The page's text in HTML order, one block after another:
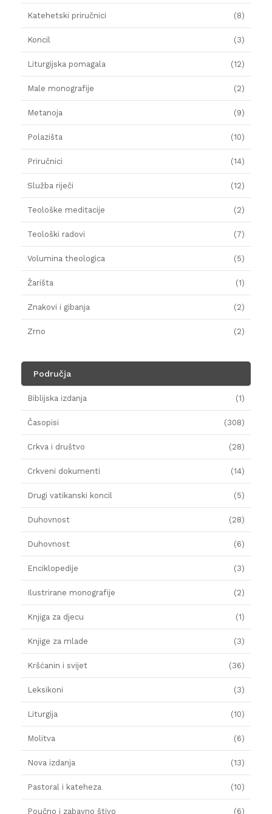
Katehetski priručnici (8)
Koncil (3)
Liturgijska pomagala (12)
Male monografije (2)
Metanoja (9)
Polazišta (10)
Priručnici (14)
Služba riječi (12)
Teološke meditacije (2)
Teološki radovi (7)
Volumina theologica (5)
Žarišta (1)
Znakovi i gibanja (2)
Zrno (2)
Područja
Biblijska izdanja (1)
Časopisi (308)
Crkva i društvo (28)
Crkveni dokumenti (14)
Drugi vatikanski koncil (5)
Duhovnost (28)
Duhovnost (6)
Enciklopedije (3)
Ilustrirane monografije (2)
Knjiga za djecu (1)
Knjige za mlade (3)
Kršćanin i svijet (36)
Leksikoni (3)
Liturgija (10)
Molitva (6)
Nova izdanja (13)
Pastoral i kateheza (10)
Poučno i zabavno štivo (6)